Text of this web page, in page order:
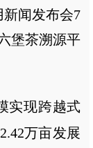
闻发布会7
堡茶溯源平
实现跨越式
万亩发展